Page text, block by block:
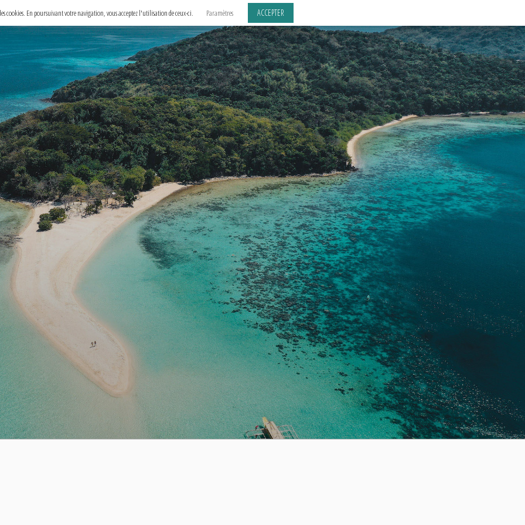
cookies. En poursuivant votre navigation, vous acceptez l'utilisation de ceux-ci. Paramètres ACCEPTER